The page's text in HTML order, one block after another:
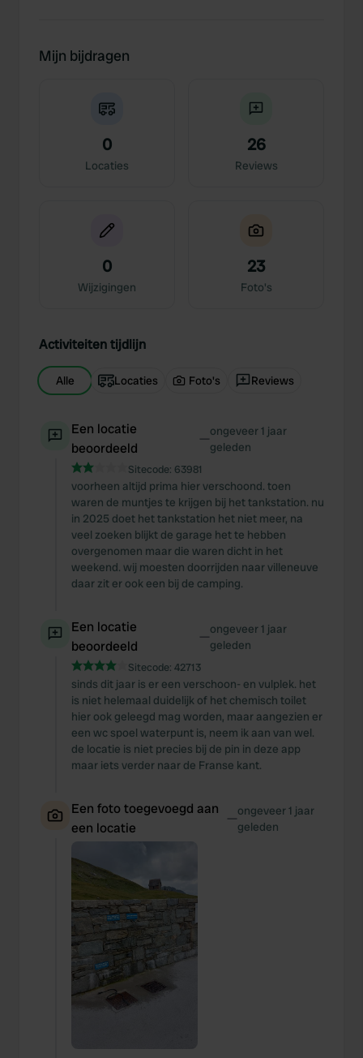
Mijn bijdragen
0
Locaties
26
Reviews
0
Wijzigingen
23
Foto's
Activiteiten tijdlijn
Alle Locaties Foto's Reviews
Een locatie
beoordeeld
—ongeveer 1 jaar
geleden
Sitecode: 63981
voorheen altijd prima hier verschoond. toen
waren de muntjes te krijgen bij het tankstation. nu
in 2025 doet het tankstation het niet meer, na
veel zoeken blijkt de garage het te hebben
overgenomen maar die waren dicht in het
weekend. wij moesten doorrijden naar villeneuve
daar zit er ook een bij de camping.
Een locatie
beoordeeld
—ongeveer 1 jaar
geleden
Sitecode: 42713
sinds dit jaar is er een verschoon- en vulplek. het
is niet helemaal duidelijk of het chemisch toilet
hier ook geleegd mag worden, maar aangezien er
een wc spoel waterpunt is, neem ik aan van wel.
de locatie is niet precies bij de pin in deze app
maar iets verder naar de Franse kant.
Een foto toegevoegd aan
een locatie
—ongeveer 1 jaar
geleden